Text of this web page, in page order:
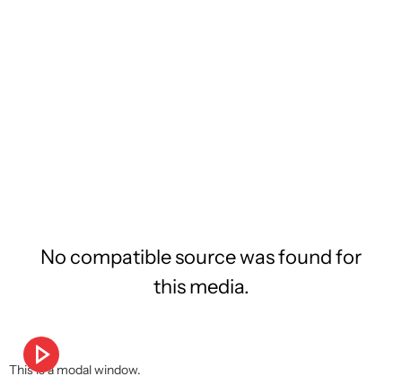
This is a modal window.
No compatible source was found for
this media.